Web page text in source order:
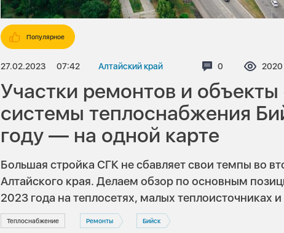
Популярное
27.02.2023 07:42 Алтайский край Комментариев:
0 2020
Участки ремонтов и
системы теплоснабжения
году — на одной карте
Большая стройка СГК не сбавляет свои темпы во
Алтайского края. Делаем обзор по основным
2023 года на теплосетях, малых теплоисточниках
Теплоснабжение Ремонты Бийск